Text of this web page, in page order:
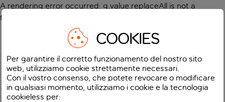
A rendering error occurred: g.value.replaceAll is not a
function
COOKIES
Per garantire il corretto funzionamento del nostro sito
web, utilizziamo cookie strettamente necessari.
Con il vostro consenso, che potete revocare o modificare
in qualsiasi momento, utilizziamo i cookie e la tecnologia
cookieless per: